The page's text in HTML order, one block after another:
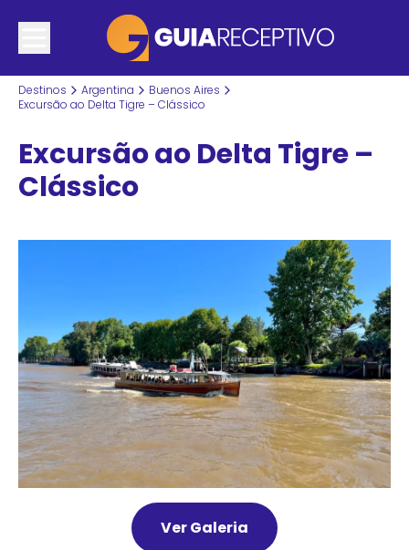
Destinos Argentina
Buenos Aires
Excursão ao Delta Tigre – Clássico
Excursão ao Delta Tigre –
Clássico
Ver Galeria